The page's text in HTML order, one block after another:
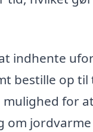
indhente
bestille op
for
jordvarme